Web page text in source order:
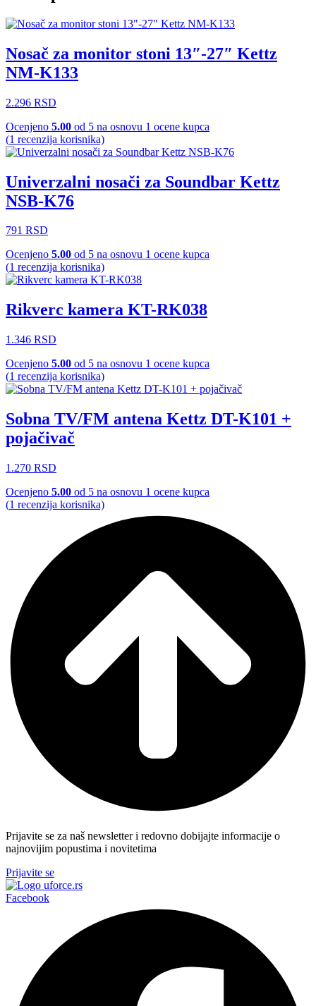
Nosač za monitor stoni 13″-27″ Kettz
NM-K133
2.296 RSD
Ocenjeno 5.00 od 5 na osnovu 1 ocene kupca
(1 recenzija korisnika)
Univerzalni nosači za Soundbar Kettz
NSB-K76
791 RSD
Ocenjeno 5.00 od 5 na osnovu 1 ocene kupca
(1 recenzija korisnika)
Rikverc kamera KT-RK038
1.346 RSD
Ocenjeno 5.00 od 5 na osnovu 1 ocene kupca
(1 recenzija korisnika)
Sobna TV/FM antena Kettz DT-K101 +
pojačivač
1.270 RSD
Ocenjeno 5.00 od 5 na osnovu 1 ocene kupca
(1 recenzija korisnika)
Prijavite se za naš newsletter i redovno dobijajte informacije o
najnovijim popustima i novitetima
Prijavite se
Facebook